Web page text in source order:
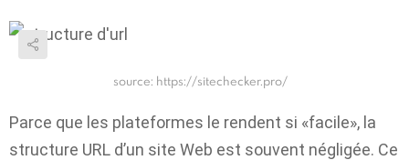
source: https://sitechecker.pro/
Parce que les plateformes le rendent si «facile», la
structure URL d’un site Web est souvent négligée. Ce